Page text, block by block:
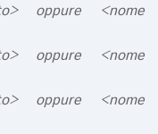
oppure <nome
oppure <nome
oppure <nome